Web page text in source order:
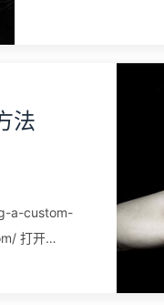
homeassistant/
有了，就不想安装
始用的代码是
name="home-
/var/lib/docker/
法
a-custom-
打开